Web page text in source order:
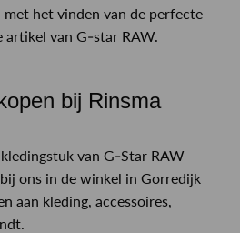
met het vinden van de perfecte
van G-star RAW.
bij Rinsma
van G-Star RAW
ons in de winkel in Gorredijk
aan kleding, accessoires,